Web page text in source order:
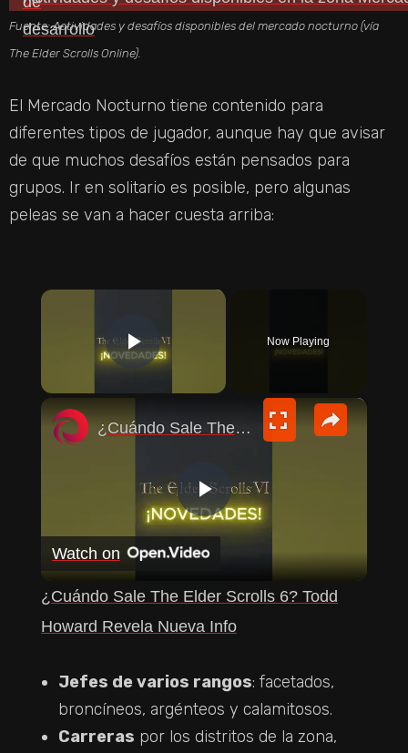
Fuente: Actividades y desafíos disponibles del mercado nocturno (vía
The Elder Scrolls Online).
El Mercado Nocturno tiene contenido para
diferentes tipos de jugador, aunque hay que avisar
de que muchos desafíos están pensados para
grupos. Ir en solitario es posible, pero algunas
peleas se van a hacer cuesta arriba:
×
PLAY VIDEO
Now Playing
×
P
A
Y
V
¿Cuándo Sale The Elder Scrolls 6? Todd Howard Revela Nueva Info
Watch on
¿Cuándo Sale The Elder Scrolls 6? Todd
Howard Revela Nueva Info
Jefes de varios rangos: facetados,
broncíneos, argénteos y calamitosos.
Carreras por los distritos de la zona,